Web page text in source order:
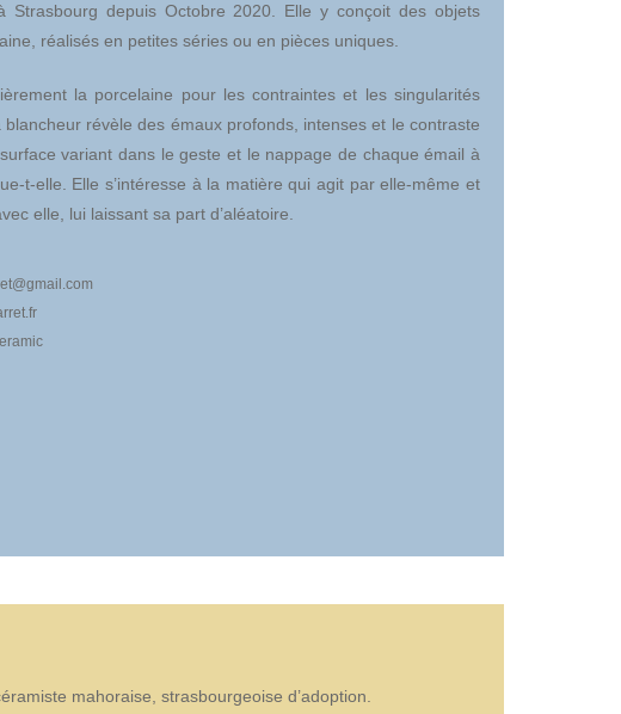
Strasbourg depuis Octobre 2020. Elle y conçoit des objets
réalisés en petites séries ou en pièces uniques.
la porcelaine pour les contraintes et les singularités
révèle des émaux profonds, intenses et le contraste
variant dans le geste et le nappage de chaque émail à
t-elle. Elle s’intéresse à la matière qui agit par elle-même et
elle, lui laissant sa part d’aléatoire.
mahoraise, strasbourgeoise d’adoption.